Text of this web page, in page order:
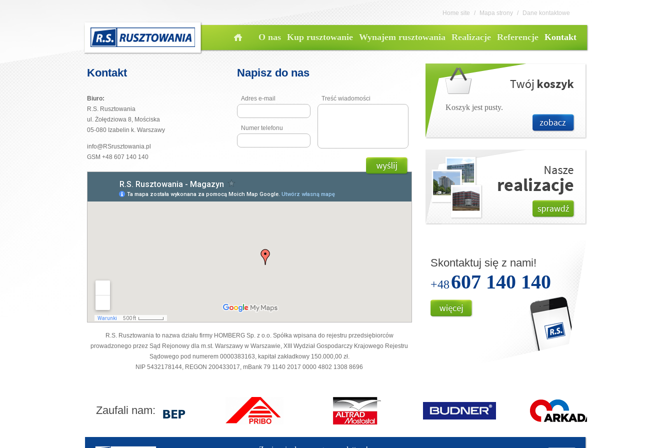
Home site / Mapa strony / Dane kontaktowe
O nas Kup rusztowanie Wynajem rusztowania Realizacje Referencje Kontakt
Kontakt
Biuro:
R.S. Rusztowania
ul. Żołędziowa 8, Mościska
05-080 Izabelin k. Warszawy
info@RSrusztowania.pl
GSM +48 607 140 140
R.S. Rusztowania to nazwa działu firmy HOMBERG Sp. z o.o. Spółka wpisana do rejestru przedsiębiorców
prowadzonego przez Sąd Rejonowy dla m.st. Warszawy w Warszawie, XIII Wydział Gospodarczy Krajowego Rejestru
Sądowego pod numerem 0000383163, kapitał zakładkowy 150.000,00 zł.
NIP 5432178144, REGON 200433017, mBank 79 1140 2017 0000 4802 1308 8696
Napisz do nas
Adres e-mail
Numer telefonu
Treść wiadomości
Koszyk jest pusty.
Skontaktuj się z nami!
+48607 140 140
Zaufali nam: